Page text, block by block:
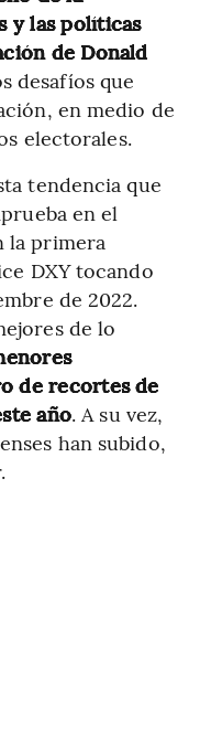
y las políticas
de Donald
desafíos que
en medio de
electorales.
tendencia que
en el
la primera
DXY tocando
de 2022.
de lo
de recortes de
año. A su vez,
han subido,